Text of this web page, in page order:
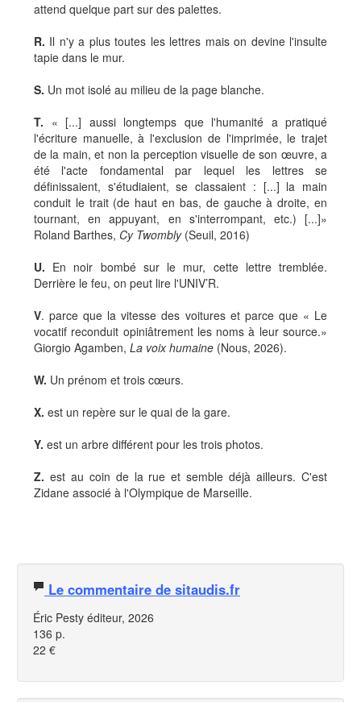
attend quelque part sur des palettes.
R. Il n'y a plus toutes les lettres mais on devine l'insulte
tapie dans le mur.
S. Un mot isolé au milieu de la page blanche.
T. « [...] aussi longtemps que l'humanité a pratiqué
l'écriture manuelle, à l'exclusion de l'imprimée, le trajet
de la main, et non la perception visuelle de son œuvre, a
été l'acte fondamental par lequel les lettres se
définissaient, s'étudiaient, se classaient : [...] la main
conduit le trait (de haut en bas, de gauche à droite, en
tournant, en appuyant, en s'interrompant, etc.) [...]»
Roland Barthes, Cy Twombly(Seuil, 2016)
U. En noir bombé sur le mur, cette lettre tremblée.
Derrière le feu, on peut lire l'UNIV’R.
V. parce que la vitesse des voitures et parce que « Le
vocatif reconduit opiniâtrement les noms à leur source.»
Giorgio Agamben, La voix humaine (Nous, 2026).
W. Un prénom et trois cœurs.
X. est un repère sur le quai de la gare.
Y. est un arbre différent pour les trois photos.
Z. est au coin de la rue et semble déjà ailleurs. C'est
Zidane associé à l'Olympique de Marseille.
Le commentaire de sitaudis.fr
Éric Pesty éditeur, 2026
136 p.
22 €